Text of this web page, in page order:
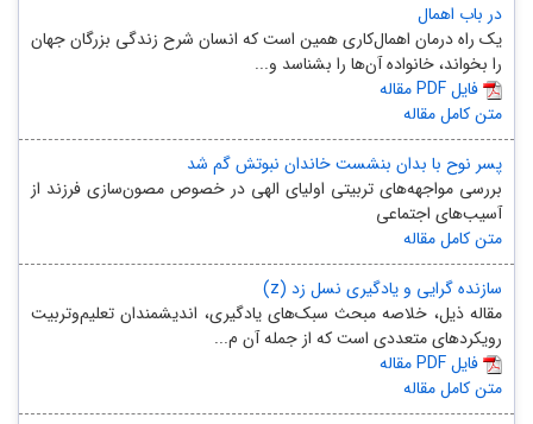
در باب اهمال
یک راه درمان اهمال‌کاری همین است که انسان شرح زندگی بزرگان جهان
را بخواند، خانواده آن‌ها را بشناسد و...
مقاله PDF فایل
متن کامل مقاله
پسر نوح با بدان بنشست خاندان نبوتش گم شد
بررسی مواجهه‌های تربیتی اولیای الهی در خصوص مصون‌سازی فرزند از
آسیب‌های اجتماعی
متن کامل مقاله
سازنده گرایی و یادگیری نسل زد (z)
مقاله ذیل، خلاصه مبحث سبک‌های یادگیری، اندیشمندان تعلیم‌وتربیت
رویکردهای متعددی است که از جمله آن‌ م...
مقاله PDF فایل
متن کامل مقاله